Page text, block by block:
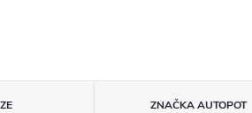
ZNAČKAAUTOPOT